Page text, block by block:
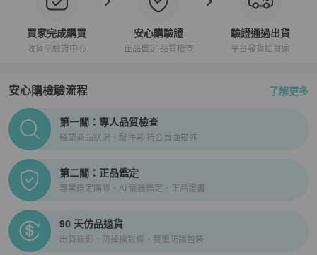
買家完成購買
收貨至驗證中心
安心購驗證
正品鑑定 品質檢查
驗證通過出貨
平台發貨給買家
安心購檢驗流程 了解更多
PopChill拍拍圈正品驗證、安心購檢驗流程介紹
第一關：專人品質檢查
確認商品狀況、配件等 符合頁面描述
第二關：正品鑑定
專業鑑定團隊、AI 儀器鑑定、正品證書
90 天仿品退貨
出貨錄影、防掉換封條、雙重防護包裝